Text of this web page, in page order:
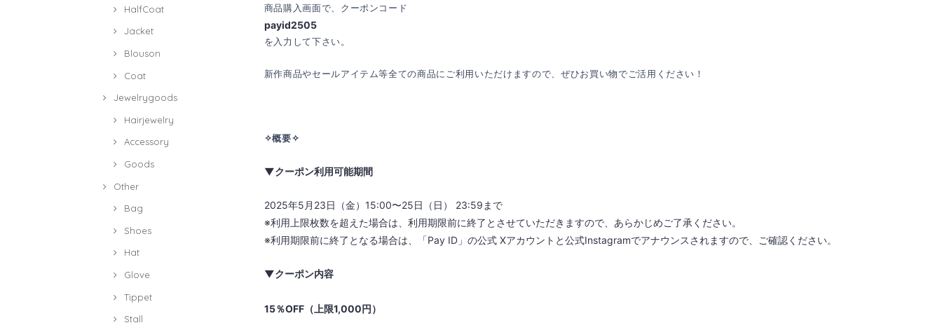
HalfCoat
Jacket
Blouson
Coat
Jewelrygoods
Hairjewelry
Accessory
Goods
Other
Bag
Shoes
Hat
Glove
Tippet
Stall
商品購入画面で、クーポンコード
payid2505
を入力して下さい。
新作商品やセールアイテム等全ての商品にご利用いただけますので、ぜひお買い物でご活用ください！
✧概要✧
▼クーポン利用可能期間
2025年5月23日（金）15:00〜25日（日） 23:59まで
※利用上限枚数を超えた場合は、利用期限前に終了とさせていただきますので、あらかじめご了承ください。
※利用期限前に終了となる場合は、「Pay ID」の公式 Xアカウントと公式Instagramでアナウンスされますので、ご確認ください。
▼クーポン内容
15％OFF（上限1,000円）